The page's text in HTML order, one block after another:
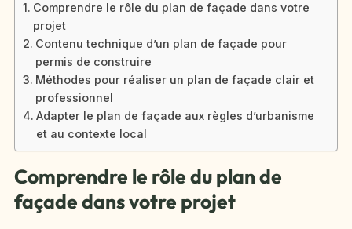
Comprendre le rôle du plan de façade dans votre
projet
Contenu technique d’un plan de façade pour
permis de construire
Méthodes pour réaliser un plan de façade clair et
professionnel
Adapter le plan de façade aux règles d’urbanisme
et au contexte local
Comprendre le rôle du plan de
façade dans votre projet